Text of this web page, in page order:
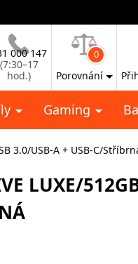
000 147
(7:30–17
hod.)
0
Porovnání
Gaming
3.0/USB-A + USB-C/
LUXE/